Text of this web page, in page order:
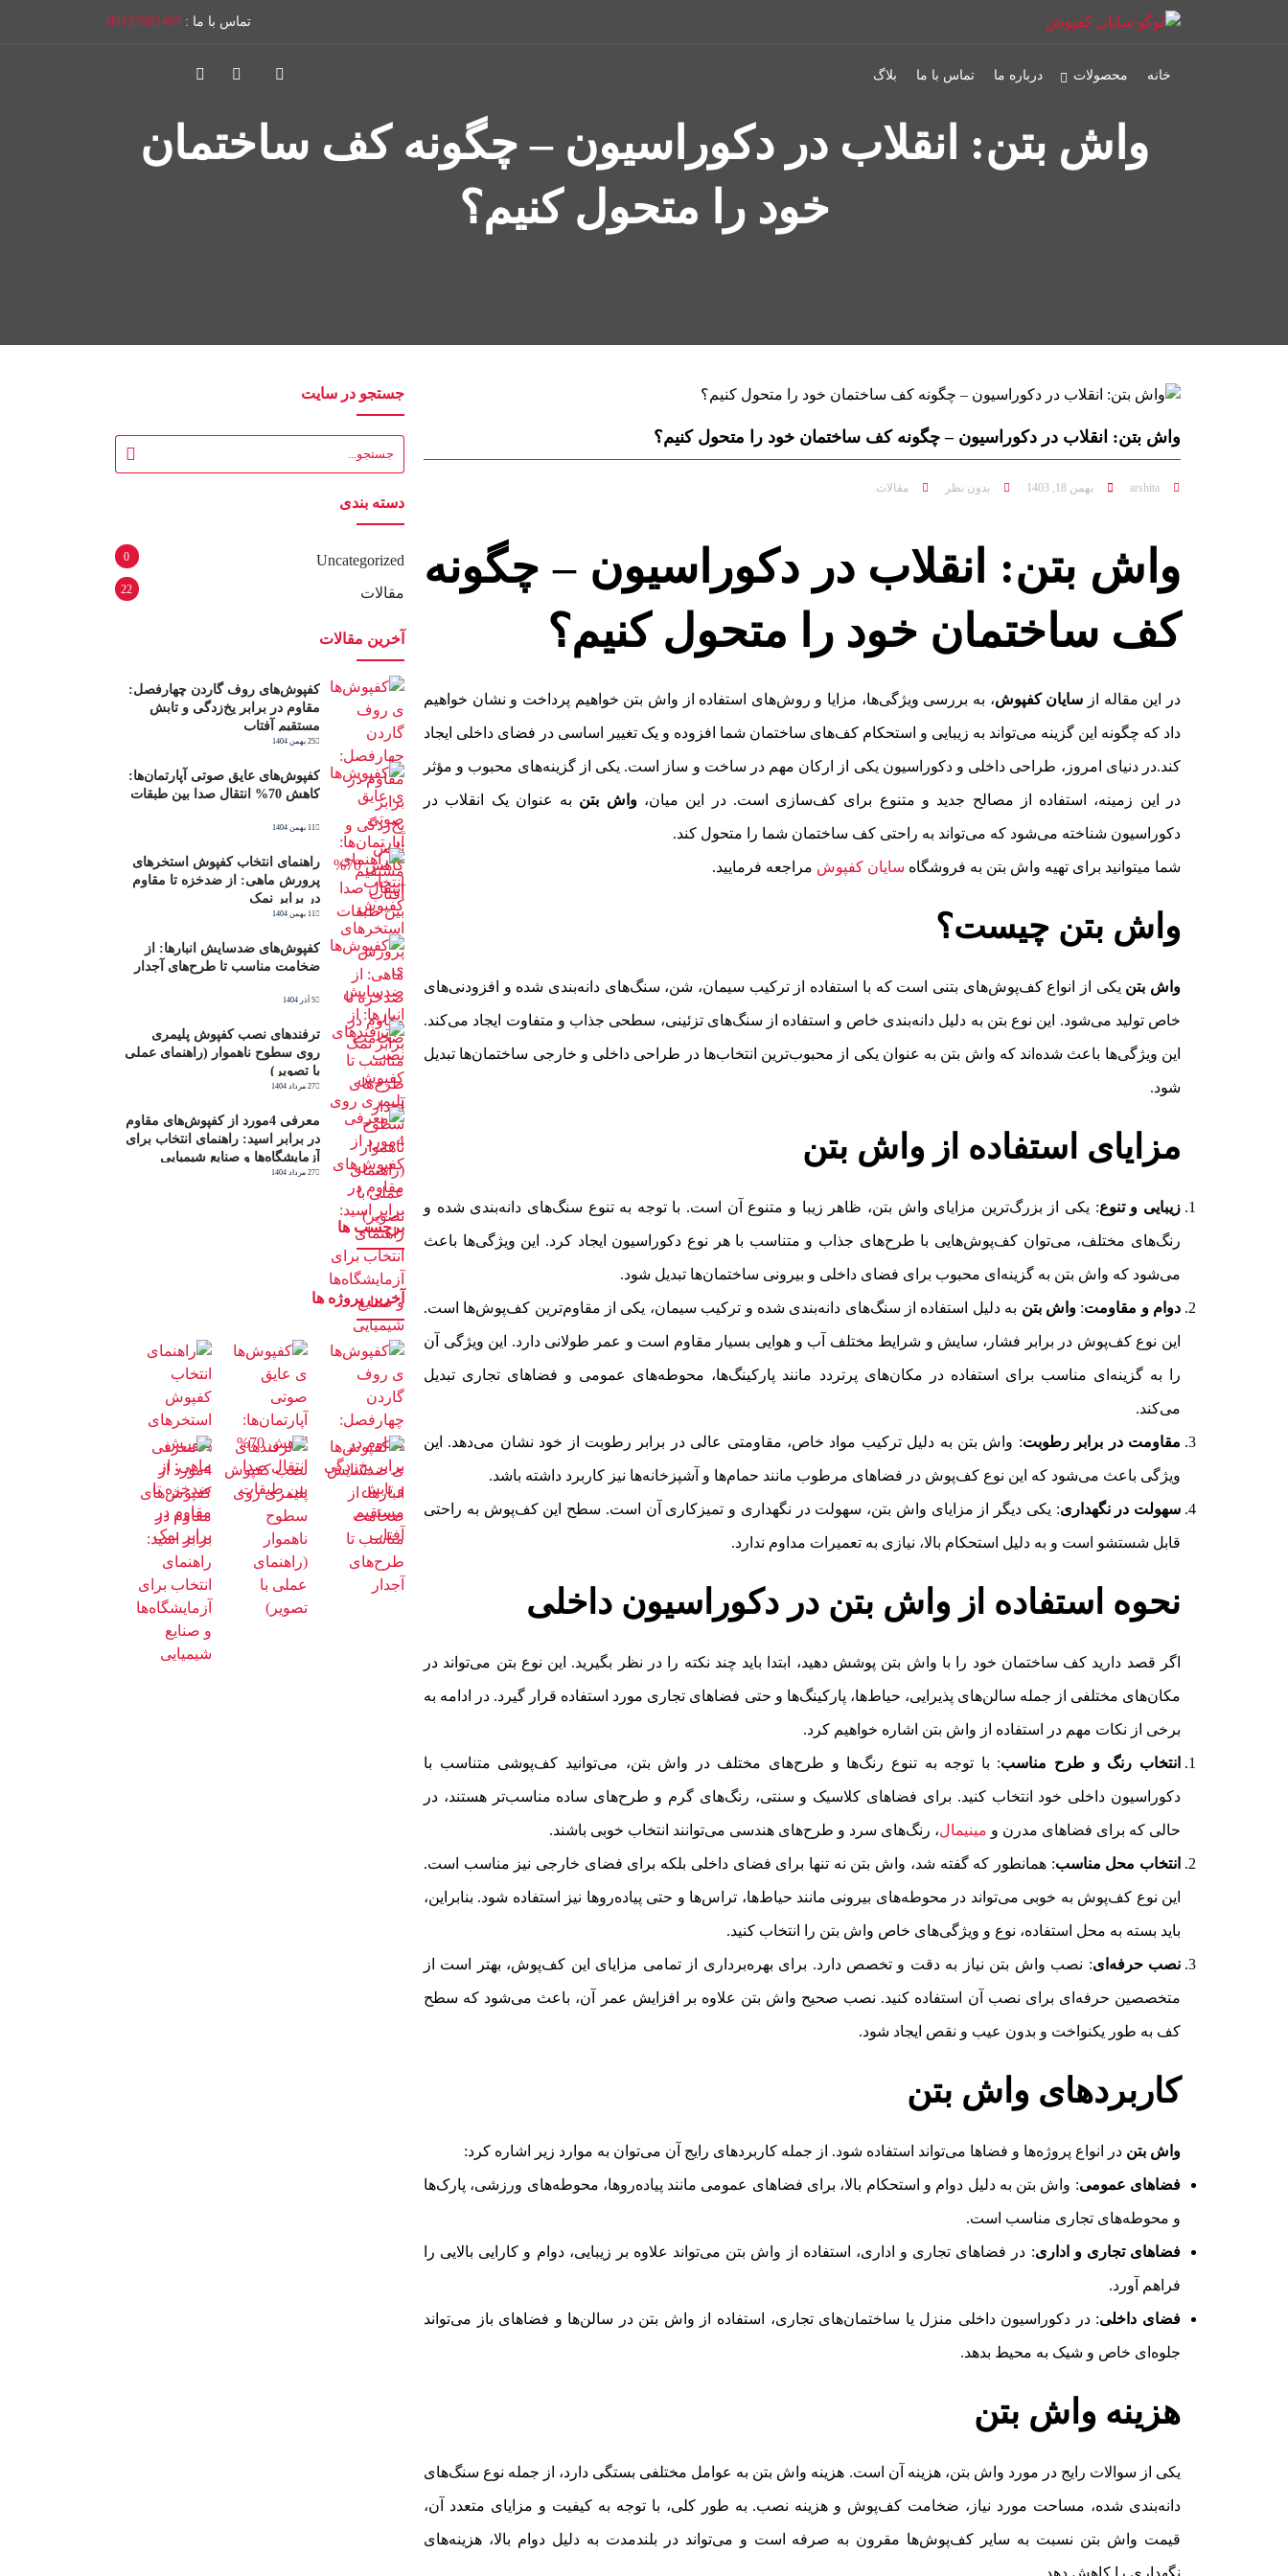
تماس با ما : 09122962469
خانه محصولات درباره ما تماس با ما بلاگ
واش بتن: انقلاب در دکوراسیون – چگونه کف ساختمان
خود را متحول کنیم؟
واش بتن: انقلاب در دکوراسیون – چگونه کف ساختمان خود را متحول کنیم؟
arshita بهمن 18, 1403 بدون نظر مقالات
واش بتن: انقلاب در دکوراسیون – چگونه
کف ساختمان خود را متحول کنیم؟
در این مقاله از سایان کفپوش، به بررسی ویژگی‌ها، مزایا و روش‌های استفاده از واش بتن خواهیم پرداخت و نشان خواهیم
داد که چگونه این گزینه می‌تواند به زیبایی و استحکام کف‌های ساختمان شما افزوده و یک تغییر اساسی در فضای داخلی ایجاد
کند.در دنیای امروز، طراحی داخلی و دکوراسیون یکی از ارکان مهم در ساخت و ساز است. یکی از گزینه‌های محبوب و مؤثر
در این زمینه، استفاده از مصالح جدید و متنوع برای کف‌سازی است. در این میان،واش بتن به عنوان یک انقلاب در
دکوراسیون شناخته می‌شود که می‌تواند به راحتی کف ساختمان شما را متحول کند.
شما میتوانید برای تهیه واش بتن به فروشگاه سایان کفپوش مراجعه فرمایید.
واش بتن چیست؟
واش بتن یکی از انواع کف‌پوش‌های بتنی است که با استفاده از ترکیب سیمان، شن، سنگ‌های دانه‌بندی شده و افزودنی‌های
خاص تولید می‌شود. این نوع بتن به دلیل دانه‌بندی خاص و استفاده از سنگ‌های تزئینی، سطحی جذاب و متفاوت ایجاد می‌کند.
این ویژگی‌ها باعث شده‌اند که واش بتن به عنوان یکی از محبوب‌ترین انتخاب‌ها در طراحی داخلی و خارجی ساختمان‌ها تبدیل
شود.
مزایای استفاده از واش بتن
زیبایی و تنوع: یکی از بزرگ‌ترین مزایای واش بتن، ظاهر زیبا و متنوع آن است. با توجه به تنوع سنگ‌های دانه‌بندی شده و
رنگ‌های مختلف، می‌توان کف‌پوش‌هایی با طرح‌های جذاب و متناسب با هر نوع دکوراسیون ایجاد کرد. این ویژگی‌ها باعث
می‌شود که واش بتن به گزینه‌ای محبوب برای فضای داخلی و بیرونی ساختمان‌ها تبدیل شود.
دوام و مقاومت:واش بتن به دلیل استفاده از سنگ‌های دانه‌بندی شده و ترکیب سیمان، یکی از مقاوم‌ترین کف‌پوش‌ها است.
این نوع کف‌پوش در برابر فشار، سایش و شرایط مختلف آب و هوایی بسیار مقاوم است و عمر طولانی دارد. این ویژگی آن
را به گزینه‌ای مناسب برای استفاده در مکان‌های پرتردد مانند پارکینگ‌ها، محوطه‌های عمومی و فضاهای تجاری تبدیل
می‌کند.
مقاومت در برابر رطوبت: واش بتن به دلیل ترکیب مواد خاص، مقاومتی عالی در برابر رطوبت از خود نشان می‌دهد. این
ویژگی باعث می‌شود که این نوع کف‌پوش در فضاهای مرطوب مانند حمام‌ها و آشپزخانه‌ها نیز کاربرد داشته باشد.
سهولت در نگهداری: یکی دیگر از مزایای واش بتن، سهولت در نگهداری و تمیزکاری آن است. سطح این کف‌پوش به راحتی
قابل شستشو است و به دلیل استحکام بالا، نیازی به تعمیرات مداوم ندارد.
نحوه استفاده از واش بتن در دکوراسیون داخلی
اگر قصد دارید کف ساختمان خود را با واش بتن پوشش دهید، ابتدا باید چند نکته را در نظر بگیرید. این نوع بتن می‌تواند در
مکان‌های مختلفی از جمله سالن‌های پذیرایی، حیاط‌ها، پارکینگ‌ها و حتی فضاهای تجاری مورد استفاده قرار گیرد. در ادامه به
برخی از نکات مهم در استفاده از واش بتن اشاره خواهیم کرد.
انتخاب رنگ و طرح مناسب: با توجه به تنوع رنگ‌ها و طرح‌های مختلف در واش بتن، می‌توانید کف‌پوشی متناسب با
دکوراسیون داخلی خود انتخاب کنید. برای فضاهای کلاسیک و سنتی، رنگ‌های گرم و طرح‌های ساده مناسب‌تر هستند، در
حالی که برای فضاهای مدرن و مینیمال، رنگ‌های سرد و طرح‌های هندسی می‌توانند انتخاب خوبی باشند.
انتخاب محل مناسب: همانطور که گفته شد، واش بتن نه تنها برای فضای داخلی بلکه برای فضای خارجی نیز مناسب است.
این نوع کف‌پوش به خوبی می‌تواند در محوطه‌های بیرونی مانند حیاط‌ها، تراس‌ها و حتی پیاده‌روها نیز استفاده شود. بنابراین،
باید بسته به محل استفاده، نوع و ویژگی‌های خاص واش بتن را انتخاب کنید.
نصب حرفه‌ای: نصب واش بتن نیاز به دقت و تخصص دارد. برای بهره‌برداری از تمامی مزایای این کف‌پوش، بهتر است از
متخصصین حرفه‌ای برای نصب آن استفاده کنید. نصب صحیح واش بتن علاوه بر افزایش عمر آن، باعث می‌شود که سطح
کف به طور یکنواخت و بدون عیب و نقص ایجاد شود.
کاربردهای واش بتن
واش بتن در انواع پروژه‌ها و فضاها می‌تواند استفاده شود. از جمله کاربردهای رایج آن می‌توان به موارد زیر اشاره کرد:
فضاهای عمومی: واش بتن به دلیل دوام و استحکام بالا، برای فضاهای عمومی مانند پیاده‌روها، محوطه‌های ورزشی، پارک‌ها
و محوطه‌های تجاری مناسب است.
فضاهای تجاری و اداری: در فضاهای تجاری و اداری، استفاده از واش بتن می‌تواند علاوه بر زیبایی، دوام و کارایی بالایی را
فراهم آورد.
فضای داخلی: در دکوراسیون داخلی منزل یا ساختمان‌های تجاری، استفاده از واش بتن در سالن‌ها و فضاهای باز می‌تواند
جلوه‌ای خاص و شیک به محیط بدهد.
هزینه واش بتن
یکی از سوالات رایج در مورد واش بتن، هزینه آن است. هزینه واش بتن به عوامل مختلفی بستگی دارد، از جمله نوع سنگ‌های
دانه‌بندی شده، مساحت مورد نیاز، ضخامت کف‌پوش و هزینه نصب. به طور کلی، با توجه به کیفیت و مزایای متعدد آن،
قیمت واش بتن نسبت به سایر کف‌پوش‌ها مقرون به صرفه است و می‌تواند در بلندمدت به دلیل دوام بالا، هزینه‌های
نگهداری را کاهش دهد.
جستجو در سایت
دسته بندی
Uncategorized
0
مقالات 22
آخرین مقالات
کفپوش‌های روف گاردن چهارفصل:
مقاوم در برابر یخ‌زدگی و تابش
مستقیم آفتاب
25 بهمن 1404
کفپوش‌های عایق صوتی آپارتمان‌ها:
کاهش 70% انتقال صدا بین طبقات
11 بهمن 1404
راهنمای انتخاب کفپوش استخرهای
پرورش ماهی: از ضدخزه تا مقاوم
در برابر نمک
11 بهمن 1404
کفپوش‌های ضدسایش انبارها: از
ضخامت مناسب تا طرح‌های آجدار
5 آذر 1404
ترفندهای نصب کفپوش پلیمری
روی سطوح ناهموار (راهنمای عملی
با تصویر)
27 مرداد 1404
معرفی 4مورد از کفپوش‌های مقاوم
در برابر اسید: راهنمای انتخاب برای
آزمایشگاه‌ها و صنایع شیمیایی
27 مرداد 1404
برچسب ها
آخرین پروژه ها